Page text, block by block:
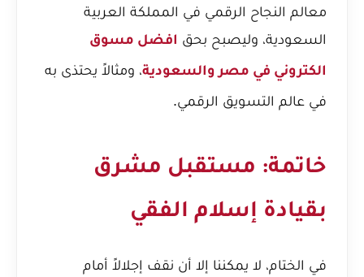
معالم النجاح الرقمي في المملكة العربية
السعودية، وليصبح بحق افضل مسوق
الكتروني في مصر والسعودية، ومثالاً يحتذى به
في عالم التسويق الرقمي.
خاتمة: مستقبل مشرق
بقيادة إسلام الفقي
في الختام، لا يمكننا إلا أن نقف إجلالاً أمام